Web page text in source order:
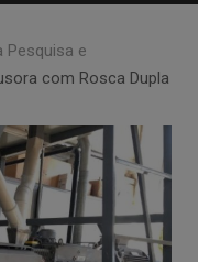
Pesquisa e
com Rosca Dupla